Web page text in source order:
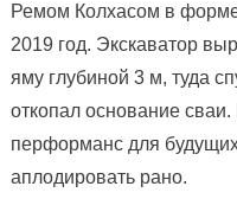
Ремом Колхасом в
2019 год. Экскаватор
яму глубиной 3 м, туда
откопал основание
перформанс для
аплодировать рано.